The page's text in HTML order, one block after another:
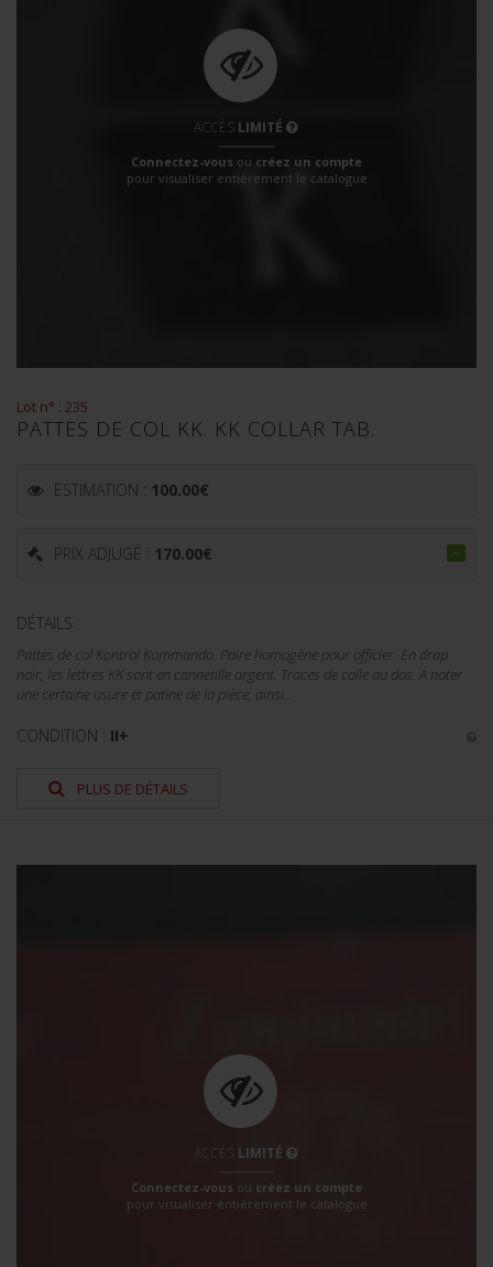
ACCÈS LIMITÉ
Connectez-vous ou créez un compte
pour visualiser entièrement le catalogue
Lot n° : 235
PATTES DE COL KK. KK COLLAR TAB.
ESTIMATION : 100.00€
PRIX ADJUGÉ : 170.00€
DÉTAILS :
Pattes de col Kontrol Kommando. Paire homogène pour officier. En drap
noir, les lettres KK sont en cannetille argent. Traces de colle au dos. A noter
une certaine usure et patine de la pièce, ainsi...
CONDITION : II+
PLUS DE DÉTAILS
ACCÈS LIMITÉ
Connectez-vous ou créez un compte
pour visualiser entièrement le catalogue